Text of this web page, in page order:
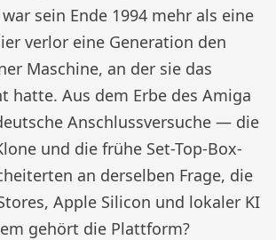
sein Ende 1994 mehr als eine
verlor eine Generation den
Maschine, an der sie das
hatte. Aus dem Erbe des Amiga
Anschlussversuche — die
und die frühe Set-Top-Box-
an derselben Frage, die
Apple Silicon und lokaler KI
gehört die Plattform?